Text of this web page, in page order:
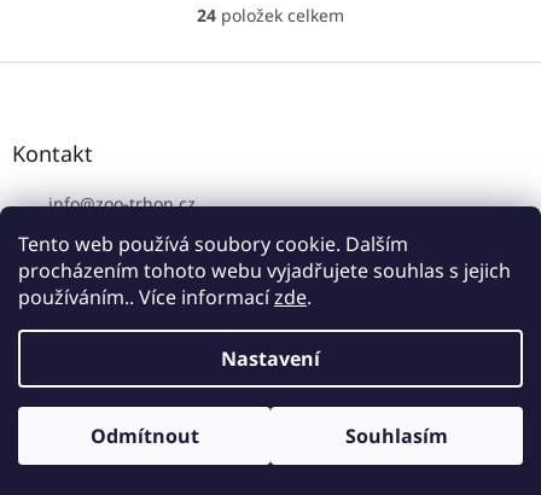
Tento web používá soubory cookie. Dalším
procházením tohoto webu vyjadřujete souhlas s jejich
používáním.. Více informacízde.
Nastavení
Odmítnout Souhlasím
O
l
p
v
k
y
p
i
s
24 položek celkem
Z
í
Kontakt
info@zoo-trhon.cz
+420 773 988 446
+420 773 988 446
Zoo-Trhoň.cz
Přijímáme online platby